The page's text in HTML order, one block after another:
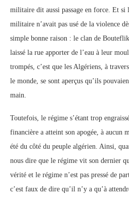
militaire dit aussi passage en force. Et si
militaire n’avait pas usé de la violence
simple bonne raison : le clan de
laissé la rue apporter de l’eau à leur
trompés, c’est que les Algériens, à
le monde, se sont aperçus qu’ils
main.
Toutefois, le régime s’étant trop
financière a atteint son apogée, à aucun
été du côté du peuple algérien. Ainsi,
nous dire que le régime vit son dernier
vérité et le régime n’est pas pressé de
c’est faux de dire qu’il n’y a qu’à